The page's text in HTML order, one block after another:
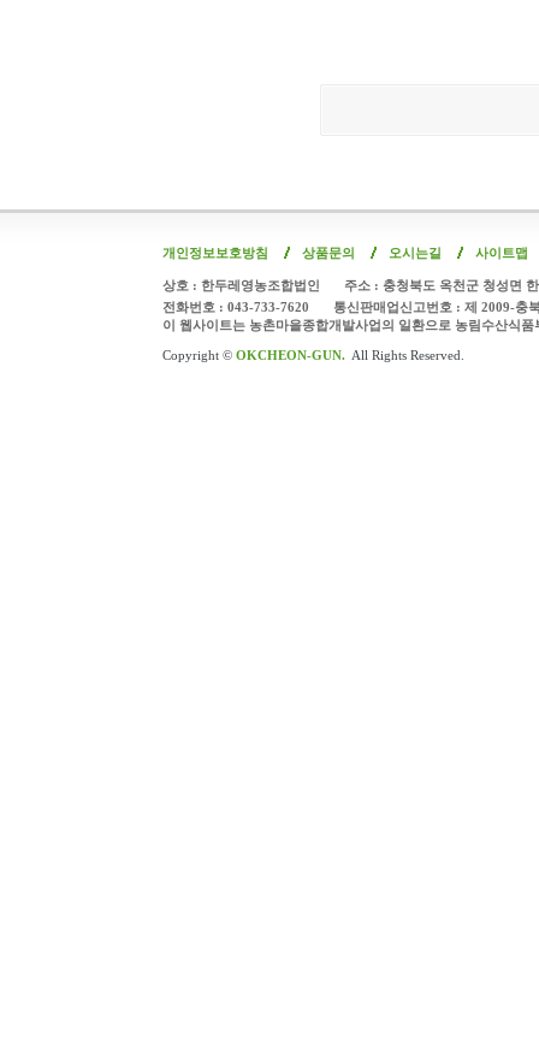
개인정보보호방침 상품문의 오시는길 사이트맵
상호 : 한두레영농조합법인
주소 : 충청북도 옥천군 청성면
전화번호 : 043-733-7620
통신판매업신고번호 : 제 2009-충
이 웹사이트는 농촌마을종합개발사업의 일환으로 농림수산식
Copyright © OKCHEON-GUN. All Rights Reserved.